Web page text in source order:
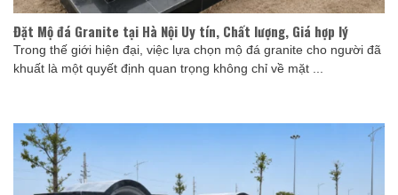
Đặt Mộ đá Granite tại Hà Nội Uy tín, Chất lượng, Giá hợp lý
Trong thế giới hiện đại, việc lựa chọn mộ đá granite cho người đã
khuất là một quyết định quan trọng không chỉ về mặt ...